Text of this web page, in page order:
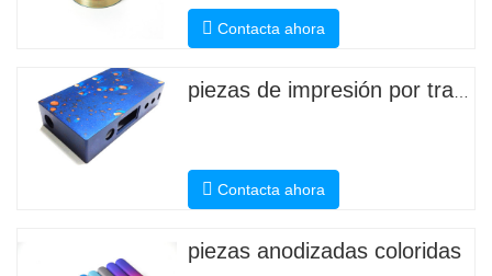
Contacta ahora
Contacta ahora
piezas anodizadas coloridas